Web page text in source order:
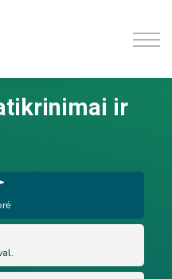
ir